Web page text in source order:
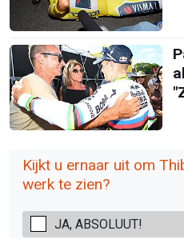
Kijkt u ernaar uit om
werk te zien?
JA, ABSOLUUT!